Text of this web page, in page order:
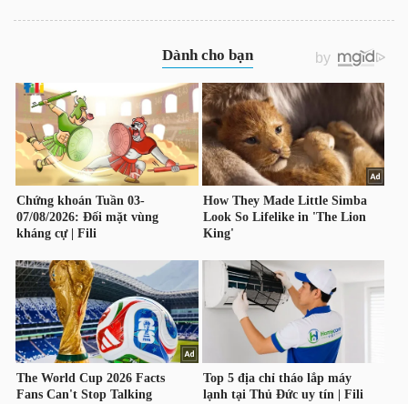
cáo
phân
tích
(-)
Thuật
(-)
Dịch
vụ
(-)